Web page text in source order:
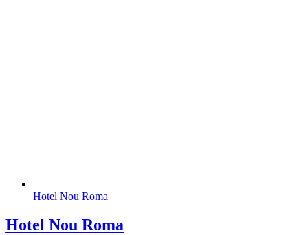
Hotel Nou Roma
Hotel Nou Roma